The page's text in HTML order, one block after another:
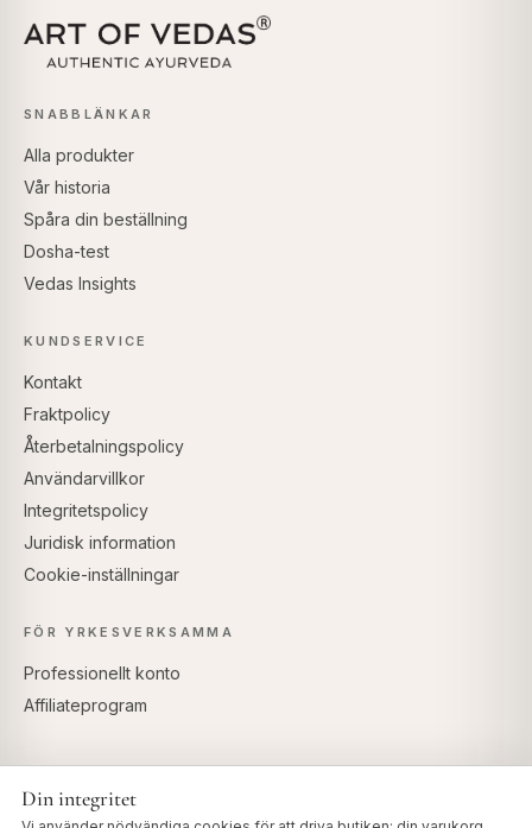
SNABBLÄNKAR
Alla produkter
Vår historia
Spåra din beställning
Dosha-test
Vedas Insights
KUNDSERVICE
Kontakt
Fraktpolicy
Återbetalningspolicy
Användarvillkor
Integritetspolicy
Juridisk information
Cookie-inställningar
FÖR YRKESVERKSAMMA
Professionellt konto
Affiliateprogram
Din integritet